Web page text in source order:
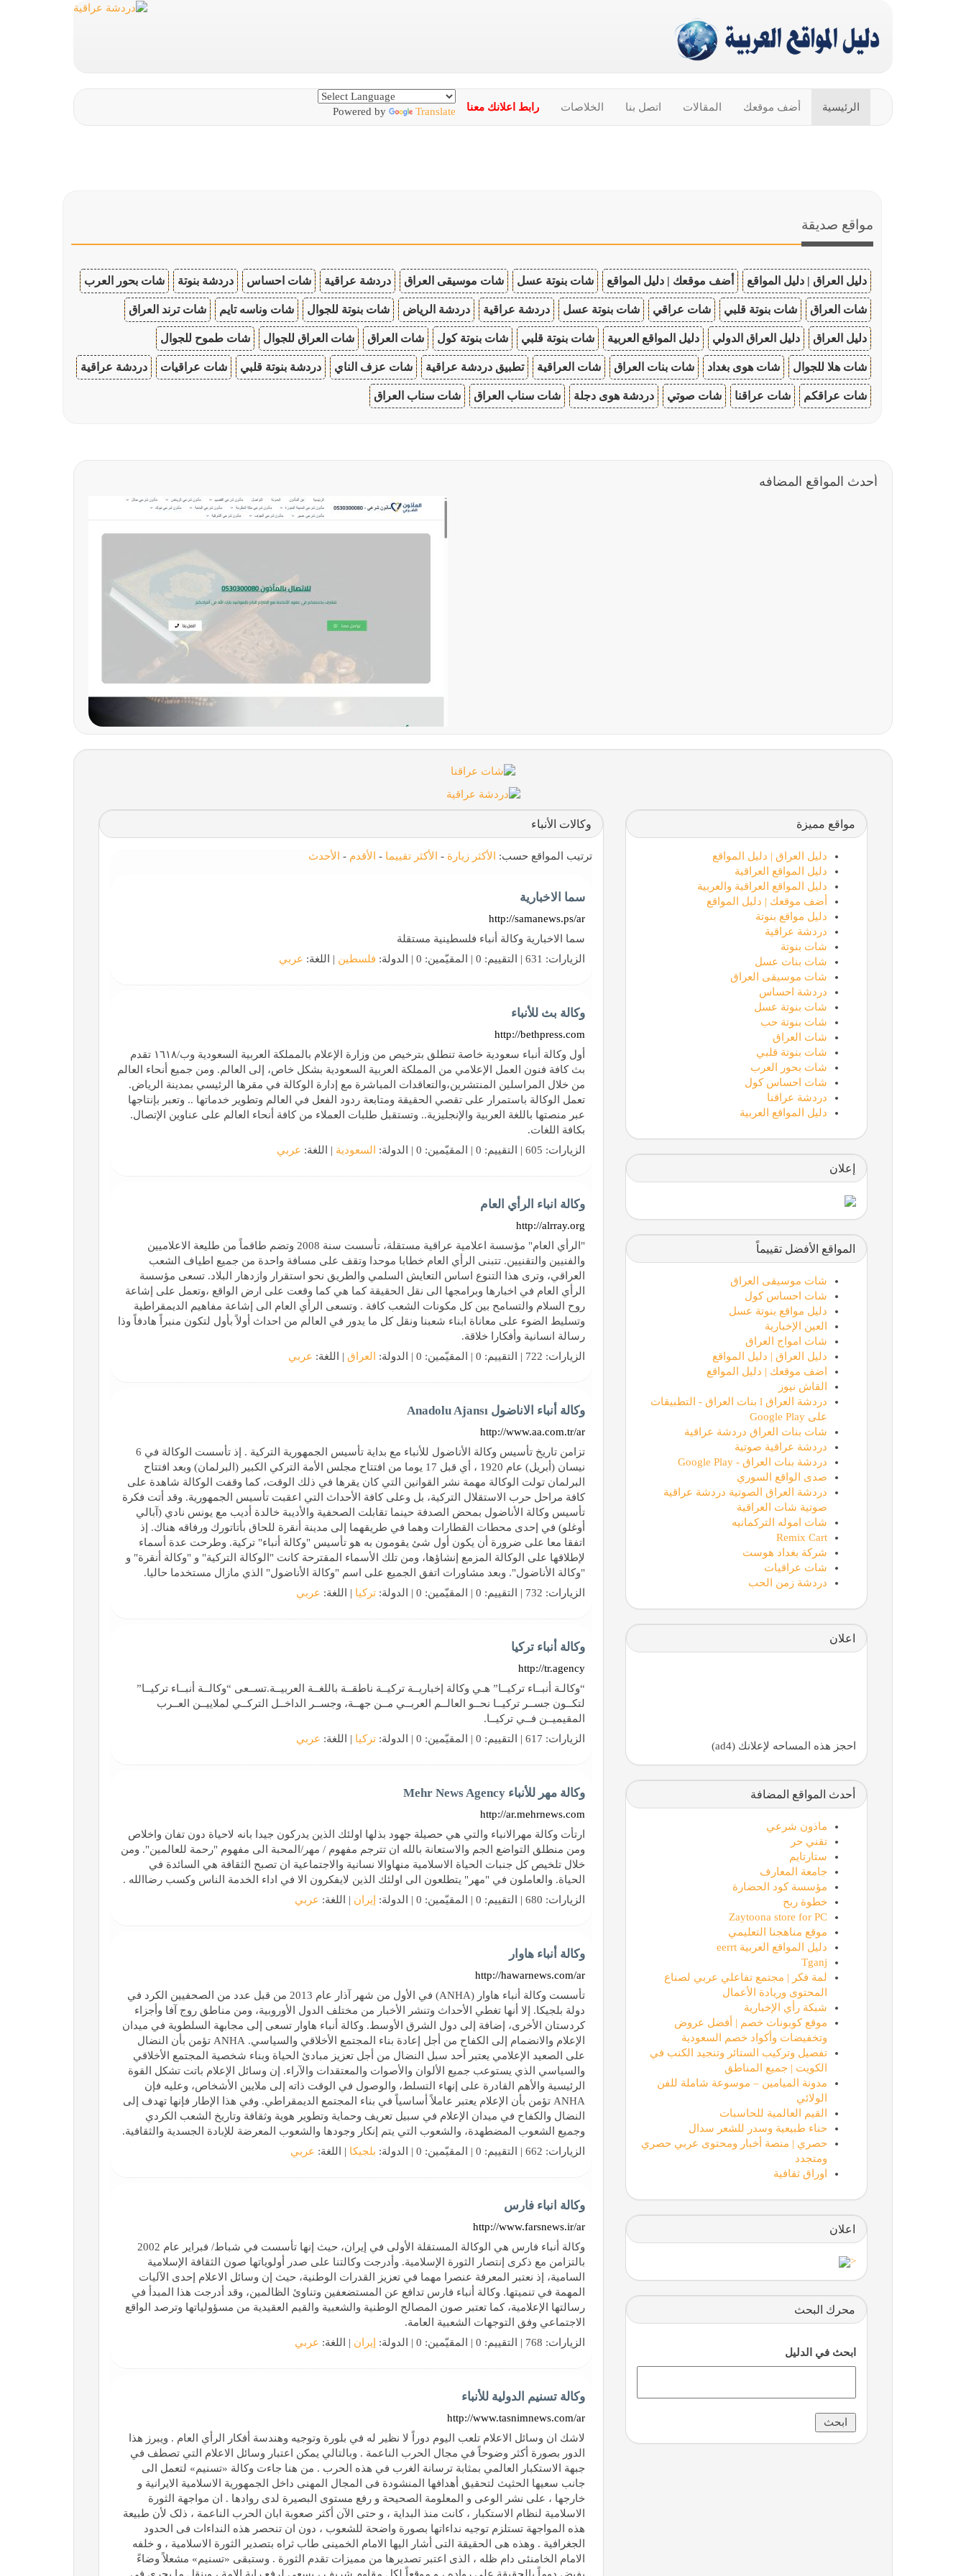
الرئيسية أضف موقعك المقالات اتصل بنا الخلاصات رابط اعلانك معنا Powered by Translate
مواقع صديقة
دليل العراق | دليل المواقع أضف موقعك | دليل المواقع شات بنوتة عسل شات موسيقى العراق دردشة عراقية شات احساس دردشة بنوتة شات بحور العرب
شات العراق شات بنوتة قلبي شات عراقي شات بنوتة عسل دردشة عراقية دردشة الرياض شات بنوتة للجوال شات وناسه تايم شات ترند العراق
دليل العراق دليل العراق الدولي دليل المواقع العربية شات بنوتة قلبي شات بنوتة كول شات العراق شات العراق للجوال شات طموح للجوال
شات هلا للجوال شات هوى بغداد شات بنات العراق شات العراقية تطبيق دردشة عراقية شات عزف الناي دردشة بنوتة قلبي شات عراقيات دردشة عراقية
شات عراقكم شات عراقنا شات صوتي دردشة هوى دجلة شات سناب العراق شات سناب العراق
أحدث المواقع المضافه
جامعة المعارف
مؤسسة كود الحضارة
موقع مناهجنا التعليمي
دليل المواقع العربية eerrt
شبكة رأي الإخبارية
وكالات الأنباء
ترتيب المواقع حسب: الأكثر زيارة - الأكثر تقييما - الأقدم - الأحدث
سما الاخبارية
http://samanews.ps/ar
سما الاخبارية وكالة أنباء فلسطينية مستقلة
الزيارات: 631 | التقييم: 0 | المقيّمين: 0 | الدولة:
فلسطين | اللغة: عربي
وكالة بث للأنباء
http://bethpress.com
أول وكالة أنباء سعودية خاصة تنطلق بترخيص من وزارة الإعلام بالمملكة العربية السعودية وب/١٦١٨ تقدم
بث كافة فنون العمل الإعلامي من المملكة العربية السعودية بشكل خاص، إلى العالم. ومن جميع أنحاء العالم
من خلال المراسلين المنتشرين،والتعاقدات المباشرة مع إدارة الوكالة في مقرها الرئيسي بمدينة الرياض.
تعمل الوكالة باستمرار على تقصي الحقيقة ومتابعة ردود الفعل في العالم وتطوير خدماتها .. وتعبر بإنتاجها
عبر منصتها باللغة العربية والإنجليزية.. وتستقبل طلبات العملاء من كافة أنحاء العالم على عناوين الإتصال.
بكافة اللغات.
الزيارات: 605 | التقييم: 0 | المقيّمين: 0 | الدولة:
السعودية | اللغة: عربي
وكالة انباء الرأي العام
http://alrray.org
"الرأي العام" مؤسسة اعلامية عراقية مستقلة، تأسست سنة 2008 وتضم طاقماً من طليعة الاعلاميين
والفنيين والتقنيين. تتبنى الرأي العام خطابا موحدا وتقف على مسافة واحدة من جميع اطياف الشعب
العراقي، وترى هذا التنوع اساس التعايش السلمي والطريق نحو استقرار وازدهار البلاد. تسعى مؤسسة
الرأي العام في اخبارها وبرامجها الى نقل الحقيقة كما هي كما وقعت على ارض الواقع ،وتعمل على إشاعة
روح السلام والتسامح بين كل مكونات الشعب كافة . وتسعى الرأي العام الى إشاعة مفاهيم الديمقراطية
وتسليط الضوء على معاناة ابناء شعبنا ونقل كل ما يدور في العالم من احداث أولاً بأول لتكون منبراً هادفاً وذا
رسالة انسانية وأفكارا خلاقة.
الزيارات: 722 | التقييم: 0 | المقيّمين: 0 | الدولة:
العراق | اللغة: عربي
وكالة أنباء الاناضول Anadolu Ajansı
http://www.aa.com.tr/ar
تزامن تاريخ تأسيس وكالة الأناضول للأنباء مع بداية تأسيس الجمهورية التركية . إذ تأسست الوكالة في 6
نيسان (أبريل) عام 1920 ، أي قبل 17 يوما من افتتاح مجلس الأمة التركي الكبير (البرلمان) وبعد افتتاح
البرلمان تولت الوكالة مهمة نشر القوانين التي كان يقرها في ذلك الوقت، كما وقفت الوكالة شاهدة على
كافة مراحل حرب الاستقلال التركية، بل وعلى كافة الأحداث التي اعقبت تأسيس الجمهورية. وقد أتت فكرة
تأسيس وكالة الأناضول بمحض الصدفة حينما تقابلت الصحفية والأديبة خالدة أديب مع يونس نادي (آبالي
أوغلو) في إحدى محطات القطارات وهما في طريقهما إلى مدينة أنقرة للحاق بأتاتورك ورفاقه هناك. إذ
اتفقا معا على ضرورة أن يكون أول شئ يقومون به هو تأسيس "وكالة أنباء" تركية. وطرحت عدة أسماء
لإطلاقها على الوكالة المزمع إنشاؤها، ومن تلك الأسماء المقترحة كانت "الوكالة التركية" و "وكالة أنقرة" و
"وكالة الأناضول". وبعد مشاورات اتفق الجميع على اسم "وكالة الأناضول" الذي مازال مستخدما حاليا.
الزيارات: 732 | التقييم: 0 | المقيّمين: 0 | الدولة:
تركيا | اللغة: عربي
وكالة أنباء تركيا
http://tr.agency
“وكالـة أنبــاء تركيــا” هـي وكالة إخباريــة تركيــة ناطقــة باللغــة العربيــة.تســعى “وكالــة أنبــاء تركيــا”
لتكــون جســر تركيــا نحــو العالــم العربــي مــن جهــة، وجســر الداخــل التركــي لملاييــن العــرب
المقيميــن فــي تركيــا.
الزيارات: 617 | التقييم: 0 | المقيّمين: 0 | الدولة:
تركيا | اللغة: عربي
وكالة مهر للأنباء Mehr News Agency
http://ar.mehrnews.com
ارتأت وکالة مهرالانباء والتي هي حصيلة جهود بذلها اولئك الذين يدركون جيدا بانه لاحياة دون تفان واخلاص
ومن منطلق التواضع الجم والاستعانة بالله ان تترجم مفهوم / مهر/المحبة الی مفهوم "رحمة للعالمين". ومن
خلال تلخيص کل جنبات الحياة الاسلامية منهاوالا نسانية والاجتماعية ان تصبح الثقافة هي السائدة في
الحياة. والعاملون في "مهر" يتطلعون الی اولئك الذين لايفکرون الا في اداء الخدمة الناس وکسب رضاالله .
الزيارات: 680 | التقييم: 0 | المقيّمين: 0 | الدولة:
إيران | اللغة: عربي
وكالة أنباء هاوار
http://hawarnews.com/ar
تأسست وكالة أنباء هاوار (ANHA) في الأول من شهر آذار عام 2013 من قبل عدد من الصحفيين الكرد في
دولة بلجيكا. إلا أنها تغطي الأحداث وتنشر الأخبار من مختلف الدول الأوروبية، ومن مناطق روج آفا وأجزاء
كردستان الأخرى، إضافة إلى دول الشرق الأوسط. وكالة أنباء هاوار تسعى إلى مجابهة السلطوية في ميدان
الإعلام والانضمام إلى الكفاح من أجل إعادة بناء المجتمع الأخلاقي والسياسي. ANHA تؤمن بأن النضال
على الصعيد الإعلامي يعتبر أحد سبل النضال من أجل تعزيز مبادئ الحياة وبناء شخصية المجتمع الأخلاقي
والسياسي الذي يستوعب جميع الألوان والأصوات والمعتقدات والآراء. إن وسائل الإعلام باتت تشكل القوة
الرئيسية والأهم القادرة على إنهاء التسلط، والوصول في الوقت ذاته إلى ملايين الأشخاص، وعليه فإن
ANHA تؤمن بأن الإعلام يعتبر عاملاً أساسياً في بناء المجتمع الديمقراطي. وفي هذا الإطار فإنها تهدف إلى
النضال والكفاح في ميدان الإعلام في سبيل تعريف وحماية وتطوير هوية وثقافة وتاريخ الشعب الكردي
وجميع الشعوب المضطهدة، والشعوب التي يتم إنكار وجودها والشعوب المعرضة للإبادة الجسدية والثقافية.
الزيارات: 662 | التقييم: 0 | المقيّمين: 0 | الدولة:
بلجيكا | اللغة: عربي
وكالة انباء فارس
http://www.farsnews.ir/ar
وکالة أنباء فارس هي الوكالة المستقلة الأولى في إيران، حيث إنها تأسست في شباط/ فبراير عام 2002
بالتزامن مع ذكرى إنتصار الثورة الإسلامية. وأدرجت وكالتنا على صدر أولوياتها صون الثقافة الإسلامية
السامية، إذ نعتبر المعرفة عنصرا مهما في تعزيز القدرات الوطنية، حیث إن وسائل الاعلام إحدى الآليات
المهمة في تنميتها. وكالة أنباء فارس تدافع عن المستضعفين وتناوئ الظالمين، وقد أدرجت هذا المبدأ في
رسالتها الإعلامية، كما تعتبر صون المصالح الوطنية والشعبية والقيم العقيدية من مسؤولياتها وترصد الواقع
الاجتماعي وفق التوجهات الشعبية العامة.
الزيارات: 768 | التقييم: 0 | المقيّمين: 0 | الدولة:
إيران | اللغة: عربي
وکالة تسنیم الدولية للأنباء
http://www.tasnimnews.com/ar
لاشك ان وسائل الاعلام تلعب اليوم دوراً لا نظير له في بلورة وتوجيه وهندسة أفكار الرأي العام . ويبرز هذا
الدور بصورة أكثر وضوحاً في مجال الحرب الناعمة . وبالتالي يمكن اعتبار وسائل الاعلام التي تصطف في
جبهة الاستكبار العالمي بمثابة ترسانة الغرب في هذه الحرب . من هنا جاءت وکالة «تسنیم» لتعمل الى
جانب سعیها الحثیث لتحقیق أهدافها المنشودة فی المجال المهنی داخل الجمهوریة الاسلامیة الایرانیة و
خارجها ، على نشر الوعی و المعلومة الصحیحة و رفع مستوى البصیرة لدى روادها . ان مواجهة‌ الثورة
الاسلامیة لنظام الاستکبار ، کانت منذ البدایة ، و حتی الآن أکثر صعوبة ابان الحرب الناعمة ، ذلک لأن طبیعة
هذه المواجهة تستلزم توجیه نداءاتها بصورة واضحة للشعوب ، دون ان تنحصر هذه النداءات فی الحدود
الجغرافیة . وهذه هی الحقیقة التی أشار الیها الامام الخمینی طاب ثراه بتصدیر الثورة الاسلامیة ، و خلفه
الامام الخامنئی دام ظله ، الذی اعتبر تصدیرها من ممیزات تقدم الثورة . وستبقى «تسنیم» مشعلاً وضاءً
مواقع مميزة
دليل العراق | دليل المواقع
دليل المواقع العراقية
دليل المواقع العراقية والعربية
أضف موقعك | دليل المواقع
دليل مواقع بنوتة
دردشة عراقية
شات بنوتة
شات بنات عسل
شات موسيقى العراق
دردشة احساس
شات بنوتة عسل
شات بنوتة حب
شات العراق
شات بنوتة قلبي
شات بحور العرب
شات احساس كول
دردشة عراقنا
دليل المواقع العربية
إعلان
المواقع الأفضل تقييماً
شات موسيقى العراق
شات احساس كول
دليل مواقع بنوتة عسل
العين الإخبارية
شات امواج العراق
دليل العراق | دليل المواقع
اضف موقعك | دليل المواقع
القاش نيوز
دردشة العراق l بنات العراق - التطبيقات
على Google Play
شات بنات العراق دردشة عراقية
دردشة عراقية صوتية
دردشة بنات العراق - Google Play
صدى الواقع السوري
دردشة العراق الصوتية دردشة عراقية
صوتية شات العراقية
شات اموله التركمانيه
Remix Cart
شركة بغداد هوست
شات عراقيات
دردشة زمن الحب
اعلان
احجز هذه المساحه لإعلانك (ad4)
أحدث المواقع المضافة
ماذون شرعي
تقني حر
ستارتايم
جامعة المعارف
مؤسسة كود الحضارة
خطوة ربح
Zaytoona store for PC
موقع مناهجنا التعليمي
دليل المواقع العربية eerrt
Tganj
لمة فكر | مجتمع تفاعلي عربي لصناع
المحتوى وريادة الأعمال
شبكة رأي الإخبارية
موقع كوبونات خصم | أفضل عروض
وتخفيضات وأكواد خصم السعودية
تفصيل وتركيب الستائر وتنجيد الكنب في
الكويت | جميع المناطق
مدونة الميامين – موسوعة شاملة للفن
الولائي
القيم العالمية للحاسبات
حناء طبيعية وسدر للشعر سدال
حصري | منصة أخبار ومحتوى عربي حصري
ومتجدد
اوراق ثقافية
اعلان
<
محرك البحث
ابحث في الدليل